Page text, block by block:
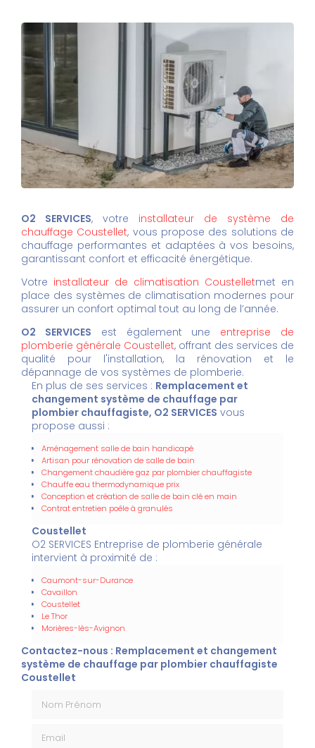
O2 SERVICES, votre installateur de système de
chauffage Coustellet, vous propose des solutions de
chauffage performantes et adaptées à vos besoins,
garantissant confort et efficacité énergétique.
Votre installateur de climatisation Coustelletmet en
place des systèmes de climatisation modernes pour
assurer un confort optimal tout au long de l’année.
O2 SERVICES est également une entreprise de
plomberie générale Coustellet, offrant des services de
qualité pour l'installation, la rénovation et le
dépannage de vos systèmes de plomberie.
En plus de ses services : Remplacement et
changement système de chauffage par
plombier chauffagiste, O2 SERVICES vous
propose aussi :
Aménagement salle de bain handicapé
Artisan pour rénovation de salle de bain
Changement chaudière gaz par plombier chauffagiste
Chauffe eau thermodynamique prix
Conception et création de salle de bain clé en main
Contrat entretien poêle à granulés
Coustellet
O2 SERVICES Entreprise de plomberie générale
intervient à proximité de :
Caumont-sur-Durance
Cavaillon
Coustellet
Le Thor
Morières-lès-Avignon
Contactez-nous : Remplacement et changement
système de chauffage par plombier chauffagiste
Coustellet